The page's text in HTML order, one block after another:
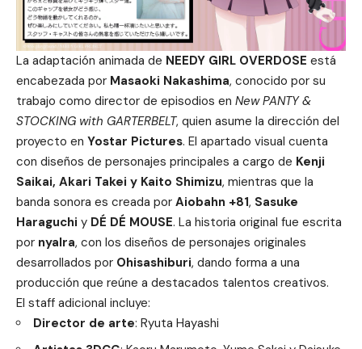
La adaptación animada de NEEDY GIRL OVERDOSE está
encabezada por Masaoki Nakashima, conocido por su
trabajo como director de episodios en New PANTY &
STOCKING with GARTERBELT, quien asume la dirección del
proyecto en Yostar Pictures. El apartado visual cuenta
con diseños de personajes principales a cargo de Kenji
Saikai, Akari Takei y Kaito Shimizu, mientras que la
banda sonora es creada por Aiobahn +81, Sasuke
Haraguchi y DÉ DÉ MOUSE. La historia original fue escrita
por nyalra, con los diseños de personajes originales
desarrollados por Ohisashiburi, dando forma a una
producción que reúne a destacados talentos creativos.
El staff adicional incluye:
Director de arte: Ryuta Hayashi